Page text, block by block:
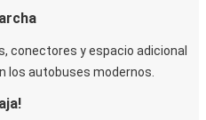
conectores y espacio adicional
los autobuses modernos.